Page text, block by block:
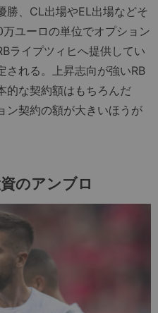
勝、CL出場やEL出場などそ
ユーロの単位でオプション
ライプツィヒへ提供してい
される。上昇志向が強いRB
的な契約額はもちろんだ
ン契約の額が大きいほうが
のアンブロ